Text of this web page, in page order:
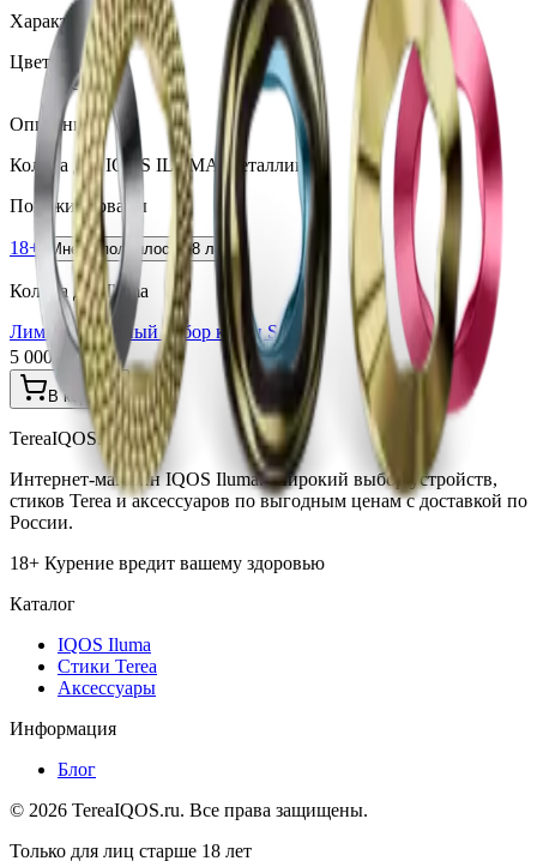
Характеристики
Цвет
Серый
Описание
Кольца для IQOS ILUMA Металлик.
Похожие товары
18+ Мне исполнилось 18 лет
Кольца для Iluma
Лимитированный набор колец Seletti
5 000 ₽
В корзину
TereaIQOS.ru
Интернет-магазин IQOS Iluma. Широкий выбор устройств,
стиков Terea и аксессуаров по выгодным ценам с доставкой по
России.
18+ Курение вредит вашему здоровью
Каталог
IQOS Iluma
Стики Terea
Аксессуары
Информация
Блог
© 2026 TereaIQOS.ru. Все права защищены.
Только для лиц старше 18 лет